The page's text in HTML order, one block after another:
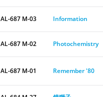
AL-687 M-03 Information
AL-687 M-02 Photochemistry
AL-687 M-01 Remember '80